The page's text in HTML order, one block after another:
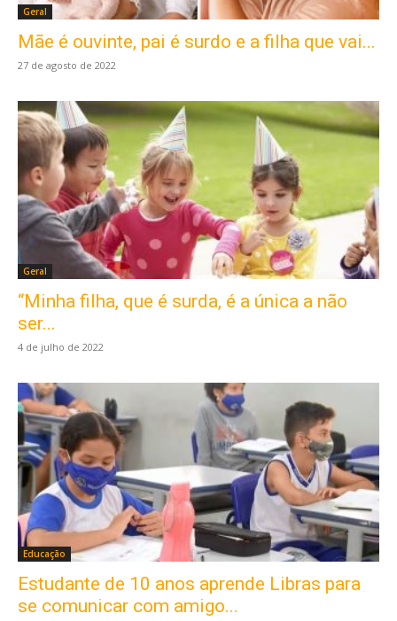
Geral
Mãe é ouvinte, pai é surdo e a filha que vai...
27 de agosto de 2022
Geral
“Minha filha, que é surda, é a única a não
ser...
4 de julho de 2022
Educação
Estudante de 10 anos aprende Libras para
se comunicar com amigo...